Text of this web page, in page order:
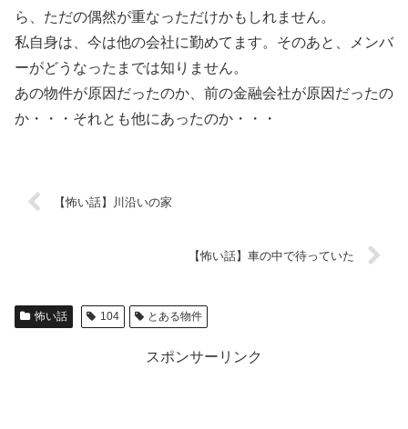
ら、ただの偶然が重なっただけかもしれません。
私自身は、今は他の会社に勤めてます。そのあと、メンバ
ーがどうなったまでは知りません。
あの物件が原因だったのか、前の金融会社が原因だったの
か・・・それとも他にあったのか・・・
【怖い話】川沿いの家
【怖い話】車の中で待っていた
怖い話 104 とある物件
スポンサーリンク